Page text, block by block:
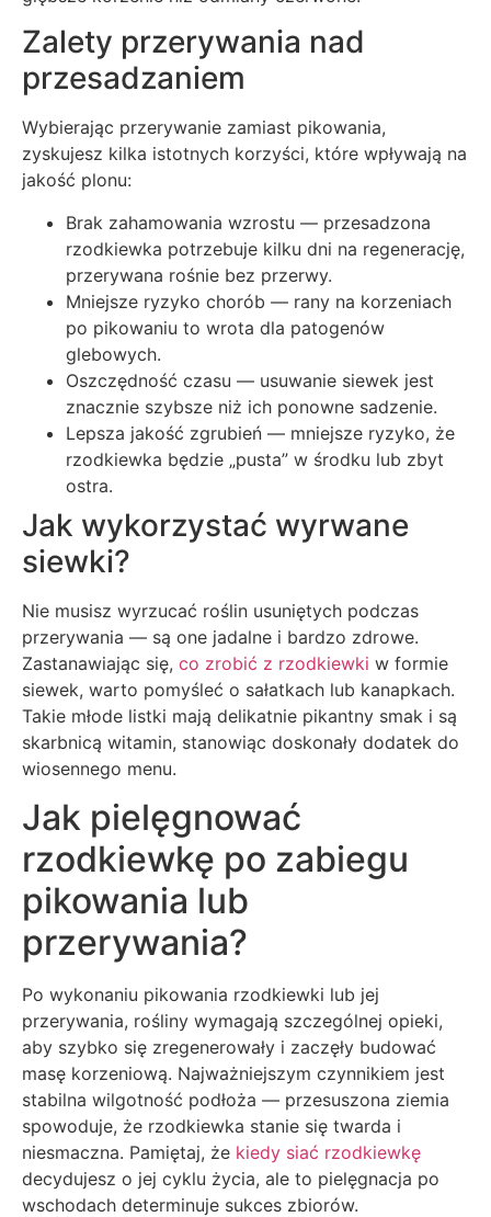
Zalety przerywania nad
przesadzaniem
Wybierając przerywanie zamiast pikowania,
zyskujesz kilka istotnych korzyści, które wpływają na
jakość plonu:
Brak zahamowania wzrostu — przesadzona
rzodkiewka potrzebuje kilku dni na regenerację,
przerywana rośnie bez przerwy.
Mniejsze ryzyko chorób — rany na korzeniach
po pikowaniu to wrota dla patogenów
glebowych.
Oszczędność czasu — usuwanie siewek jest
znacznie szybsze niż ich ponowne sadzenie.
Lepsza jakość zgrubień — mniejsze ryzyko, że
rzodkiewka będzie „pusta” w środku lub zbyt
ostra.
Jak wykorzystać wyrwane
siewki?
Nie musisz wyrzucać roślin usuniętych podczas
przerywania — są one jadalne i bardzo zdrowe.
Zastanawiając się, co zrobić z rzodkiewki w formie
siewek, warto pomyśleć o sałatkach lub kanapkach.
Takie młode listki mają delikatnie pikantny smak i są
skarbnicą witamin, stanowiąc doskonały dodatek do
wiosennego menu.
Jak pielęgnować
rzodkiewkę po zabiegu
pikowania lub
przerywania?
Po wykonaniu pikowania rzodkiewki lub jej
przerywania, rośliny wymagają szczególnej opieki,
aby szybko się zregenerowały i zaczęły budować
masę korzeniową. Najważniejszym czynnikiem jest
stabilna wilgotność podłoża — przesuszona ziemia
spowoduje, że rzodkiewka stanie się twarda i
niesmaczna. Pamiętaj, że kiedy siać rzodkiewkę
decydujesz o jej cyklu życia, ale to pielęgnacja po
wschodach determinuje sukces zbiorów.